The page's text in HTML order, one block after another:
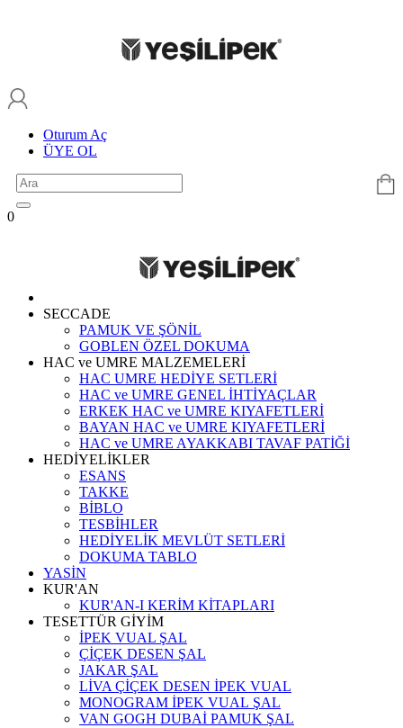
Oturum Aç
ÜYE OL
0
SECCADE
PAMUK VE ŞÖNİL
GOBLEN ÖZEL DOKUMA
HAC ve UMRE MALZEMELERİ
HAC UMRE HEDİYE SETLERİ
HAC ve UMRE GENEL İHTİYAÇLAR
ERKEK HAC ve UMRE KIYAFETLERİ
BAYAN HAC ve UMRE KIYAFETLERİ
HAC ve UMRE AYAKKABI TAVAF PATİĞİ
HEDİYELİKLER
ESANS
TAKKE
BİBLO
TESBİHLER
HEDİYELİK MEVLÜT SETLERİ
DOKUMA TABLO
YASİN
KUR'AN
KUR'AN-I KERİM KİTAPLARI
TESETTÜR GİYİM
İPEK VUAL ŞAL
ÇİÇEK DESEN ŞAL
JAKAR ŞAL
LİVA ÇİÇEK DESEN İPEK VUAL
MONOGRAM İPEK VUAL ŞAL
VAN GOGH DUBAİ PAMUK ŞAL